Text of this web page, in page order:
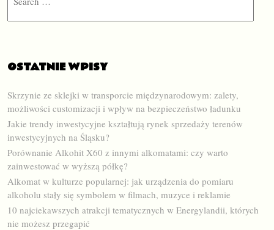
OSTATNIE WPISY
Skrzynie ze sklejki w transporcie międzynarodowym: zalety,
możliwości customizacji i wpływ na bezpieczeństwo ładunku
Jakie trendy inwestycyjne kształtują rynek sprzedaży terenów
inwestycyjnych na Śląsku?
Porównanie Alkohit X60 z innymi alkomatami: czy warto
zainwestować w wyższą półkę?
Alkomat w kulturze popularnej: jak urządzenia do pomiaru
alkoholu stały się symbolem w filmach, muzyce i reklamie
10 najciekawszych atrakcji tematycznych w Energylandii, których
nie możesz przegapić